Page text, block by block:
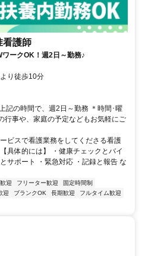
看護師
ークOK！週2日～勤務♪
り徒歩10分
記の時間で、週2日～勤務 ＊時間･曜
行事や、家庭の予定などもお気軽にご
ビスで看護業務をしてくださる看護
具体的には】 ・健康チェックとバイ
サポート ・緊急対応 ・記録と報告 な
迎 フリーター歓迎
固定時間制
迎 ブランクOK 長期歓迎
フルタイム歓迎